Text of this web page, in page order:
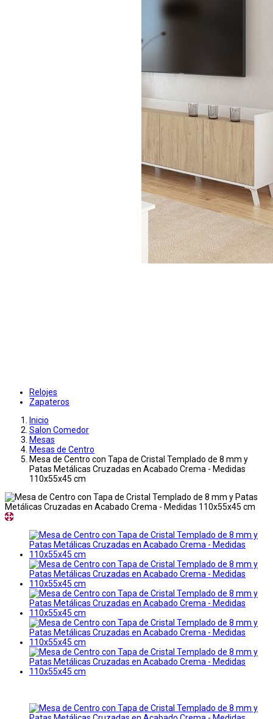
Relojes
Zapateros
Inicio
Salon Comedor
Mesas
Mesas de Centro
Mesa de Centro con Tapa de Cristal Templado de 8 mm y
Patas Metálicas Cruzadas en Acabado Crema - Medidas
110x55x45 cm